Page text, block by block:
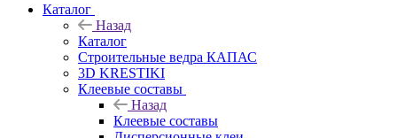
Каталог
Назад
Каталог
Строительные ведра КАПАС
3D KRESTIKI
Клеевые составы
Назад
Клеевые составы